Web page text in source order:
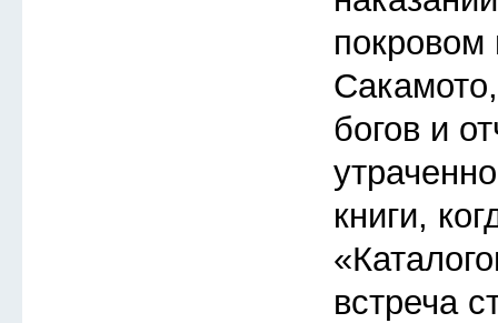
покровом
богов и
книги,
встреча